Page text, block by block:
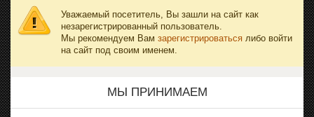
Уважаемый посетитель, Вы зашли на сайт как
незарегистрированный пользователь.
Мы рекомендуем Вам зарегистрироваться либо войти
на сайт под своим именем.
МЫ ПРИНИМАЕМ